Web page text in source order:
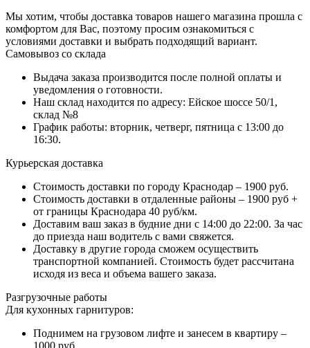
Мы хотим, чтобы доставка товаров нашего магазина прошла с
комфортом для Вас, поэтому просим ознакомиться с
условиями доставки и выбрать подходящий вариант.
Самовывоз со склада
Выдача заказа производится после полной оплаты и
уведомления о готовности.
Наш склад находится по адресу: Ейское шоссе 50/1,
склад №8
График работы: вторник, четверг, пятница с 13:00 до
16:30.
Курьерская доставка
Стоимость доставки по городу Краснодар – 1900 руб.
Стоимость доставки в отдаленные районы – 1900 руб +
от границы Краснодара 40 руб/км.
Доставим ваш заказ в будние дни с 14:00 до 22:00. За час
до приезда наш водитель с вами свяжется.
Доставку в другие города сможем осуществить
транспортной компанией. Стоимость будет рассчитана
исходя из веса и объема вашего заказа.
Разгрузочные работы
Для кухонных гарнитуров:
Поднимем на грузовом лифте и занесем в квартиру –